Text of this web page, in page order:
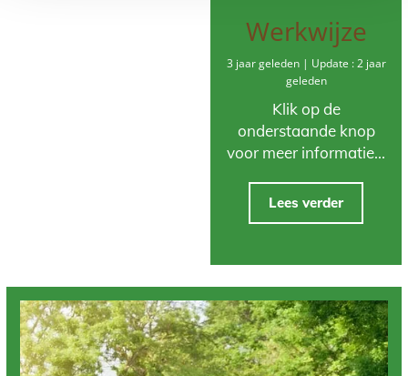
Werkwijze
3 jaar geleden | Update : 2 jaar
geleden
Klik op de
onderstaande knop
voor meer informatie...
Lees verder